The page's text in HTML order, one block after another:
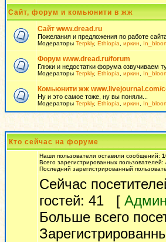
Сайт, форум и комьюнити в жж
Сайт www.dread.ru
Пожелания и предложения по работе
Модераторы Terpkiy, Ethiopia иркин
Форум www.dread.ru/forum
Глюки и недостатки форума озвучиваем
Модераторы Terpkiy, Ethiopia иркин
Комьюнити жж www.livejournal.com/
Ну и это самое тоже, ну вы поняли...
Модераторы Terpkiy, Ethiopia иркин
Кто сейчас на форуме
Наши пользователи оставили сообщений:
Всего зарегистрированных пользователей:
Последний зарегистрированный
Сейчас
гостей: 41 [
Больше всего